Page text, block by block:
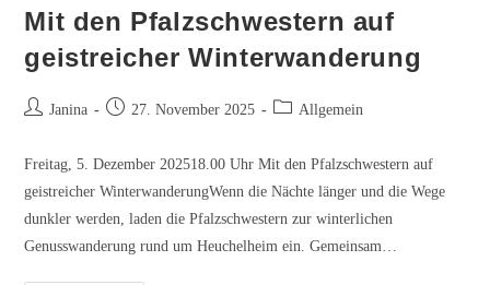
Mit den Pfalzschwestern auf
geistreicher Winterwanderung
Beitrags-
Janina
Beitrag27. November 2025
Beitrags-
Allgemein
Freitag, 5. Dezember 202518.00 Uhr Mit den Pfalzschwestern auf
geistreicher WinterwanderungWenn die Nächte länger und die Wege
dunkler werden, laden die Pfalzschwestern zur winterlichen
Genusswanderung rund um Heuchelheim ein. Gemeinsam…